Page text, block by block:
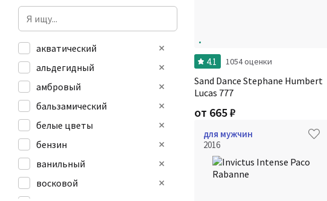
акватический
альдегидный
амбровый
бальзамический
белые цветы
бензин
ванильный
восковой
4.1 1054 оценки
Sand Dance Stephane Humbert
Lucas 777
от 665₽
для мужчин
2016